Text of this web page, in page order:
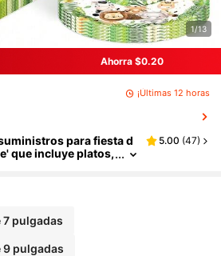
1/13
Ahorra $0.20
¡Últimas 12 horas
para fiesta d
que incluye platos,
5.00 (47)
7 pulgadas
9 pulgadas